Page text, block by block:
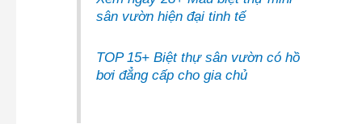
sân vườn hiện đại tinh tế
TOP 15+ Biệt thự sân vườn có hồ
bơi đẳng cấp cho gia chủ